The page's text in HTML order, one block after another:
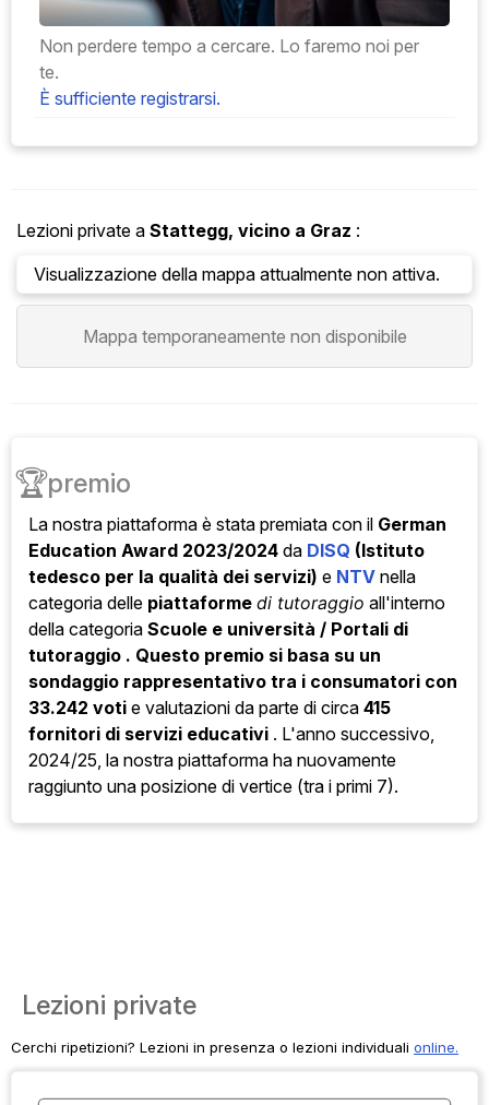
Non perdere tempo a cercare. Lo faremo noi per
te.
È sufficiente registrarsi.
Lezioni private a Stattegg, vicino a Graz :
Visualizzazione della mappa attualmente non attiva.
Mappa temporaneamente non disponibile
🏆premio
La nostra piattaforma è stata premiata con il German
Education Award 2023/2024 da DISQ (Istituto
tedesco per la qualità dei servizi) e NTV nella
categoria delle piattaforme di tutoraggio all'interno
della categoria Scuole e università / Portali di
tutoraggio . Questo premio si basa su un
sondaggio rappresentativo tra i consumatori con
33.242 voti e valutazioni da parte di circa 415
fornitori di servizi educativi . L'anno successivo,
2024/25, la nostra piattaforma ha nuovamente
raggiunto una posizione di vertice (tra i primi 7).
Lezioni private
Cerchi ripetizioni? Lezioni in presenza o lezioni individuali online.